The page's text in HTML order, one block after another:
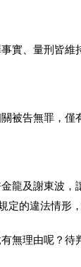
實、量刑皆維
被告無罪，僅
龍及謝東波，
定的違法情形
無理由呢？待